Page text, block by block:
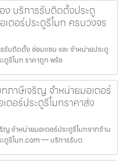
ง บริการรับติดตั้งประตู
ตอร์ประตูรีโมท ครบวงจร
รับติดตั้ง ซ่อมแซม และ จำหน่ายประตู
ตูรีโมท ราคาถูก พร้อ
ภาษีเจริญ จำหน่ายมอเตอร์
ตอร์ประตูรีโมทราคาส่ง
ญ จำหน่ายมอเตอร์ประตูรีโมทจากร้าน
ะตูรีโมท.com — บริการรับต